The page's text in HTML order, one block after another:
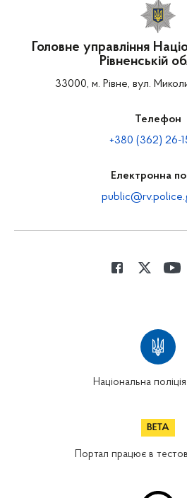
Головне управління
Рівненській
33000, м. Рівне, вул.
Телефон
+380 (362) 26-
Електронна
Національна
Портал працює в